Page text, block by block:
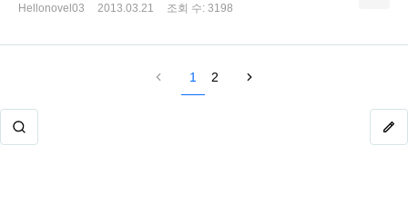
Hellonovel03 2013.03.21 조회 수: 3198
1 2